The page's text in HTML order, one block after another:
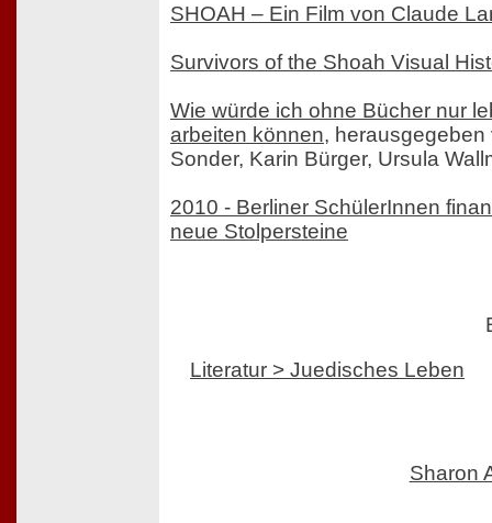
SHOAH – Ein Film von Claude
Survivors of the Shoah Visual
Wie würde ich ohne Bücher nur
arbeiten können, herausgegeben
Sonder, Karin Bürger, Ursula
2010 - Berliner SchülerInnen
neue Stolpersteine
Literatur > Juedisches Leben
Sharon